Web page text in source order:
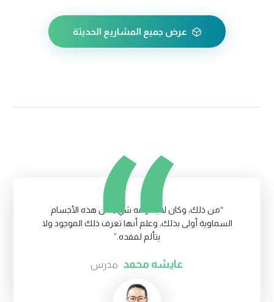
عرض جميع المشاريع الحديثة
“من ذلك، وكان لا يقاومه شيء من هذه الأجسام
السماوية أولى بذلك، وعلم أنها تعرف ذلك الموجود ولا
يتألم لفقده.”
عایشه محمد مدرس